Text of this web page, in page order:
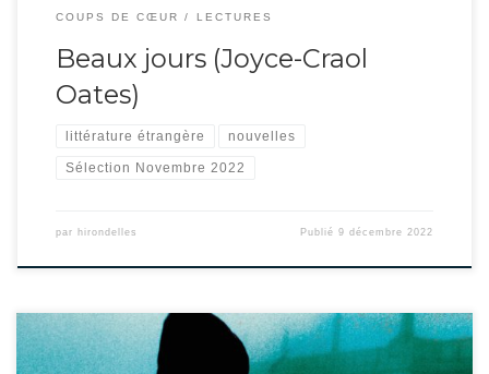
COUPS DE CŒUR LECTURES
Beaux jours (Joyce-Craol
Oates)
littérature étrangère nouvelles
Sélection Novembre 2022
par hirondelles Publié9 décembre 2022